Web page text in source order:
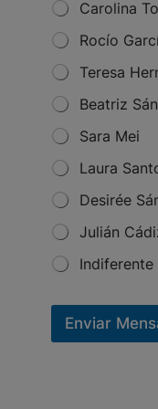
N
a
m
*
Carolina
Rocío
Teresa
Beatriz
Sara Mei
Laura
Desirée
Julián
Indiferente
Enviar